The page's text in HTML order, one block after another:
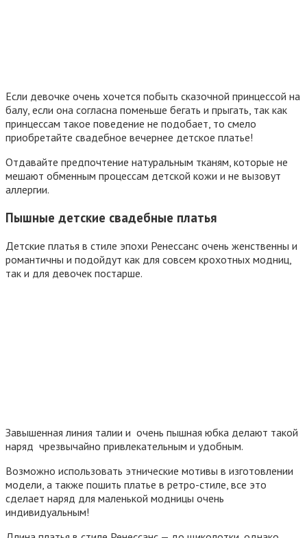
Если девочке очень хочется побыть сказочной принцессой на
балу, если она согласна поменьше бегать и прыгать, так как
принцессам такое поведение не подобает, то смело
приобретайте свадебное вечернее детское платье!
Отдавайте предпочтение натуральным тканям, которые не
мешают обменным процессам детской кожи и не вызовут
аллергии.
Пышные детские свадебные платья
Детские платья в стиле эпохи Ренессанс очень женственны и
романтичны и подойдут как для совсем крохотных модниц,
так и для девочек постарше.
Завышенная линия талии и очень пышная юбка делают такой
наряд чрезвычайно привлекательным и удобным.
Возможно использовать этнические мотивы в изготовлении
модели, а также пошить платье в ретро-стиле, все это
сделает наряд для маленькой модницы очень
индивидуальным!